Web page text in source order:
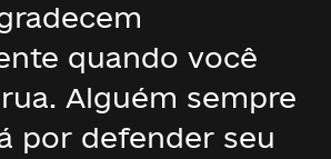
quando você
Alguém sempre
por defender seu